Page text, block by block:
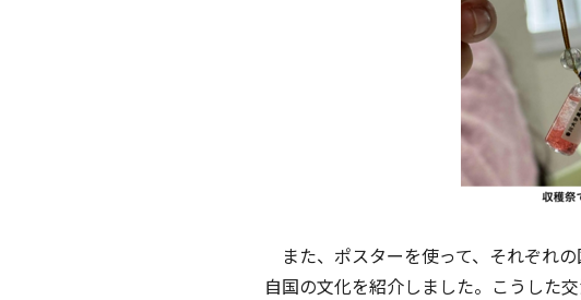
また、ポスターを使って、それぞれ
自国の文化を紹介しました。こうした